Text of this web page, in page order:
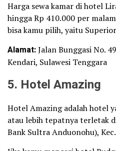
Harga sewa kamar di hotel
hingga Rp 410.000 per
bisa kamu pilih, yaitu
Alamat:Jalan Bunggasi No.
Kendari, Sulawesi Tenggara
5. Hotel Amazing
Hotel Amazing adalah hotel
atau lebih tepatnya terletak
Bank Sultra Anduonohu),